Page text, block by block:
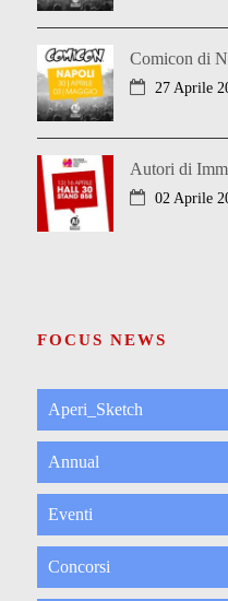
Comicon di
27 Aprile
Autori di
02 Aprile
FOCUS NEWS
Aperi_Sketch
Annual
Eventi
Concorsi